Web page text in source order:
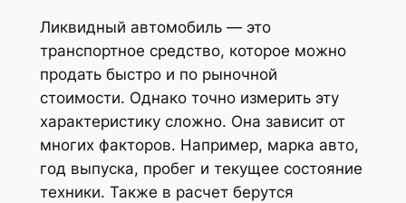
Ликвидный автомобиль — это
транспортное средство, которое можно
продать быстро и по рыночной
стоимости. Однако точно измерить эту
характеристику сложно. Она зависит от
многих факторов. Например, марка авто,
год выпуска, пробег и текущее состояние
техники. Также в расчет берутся